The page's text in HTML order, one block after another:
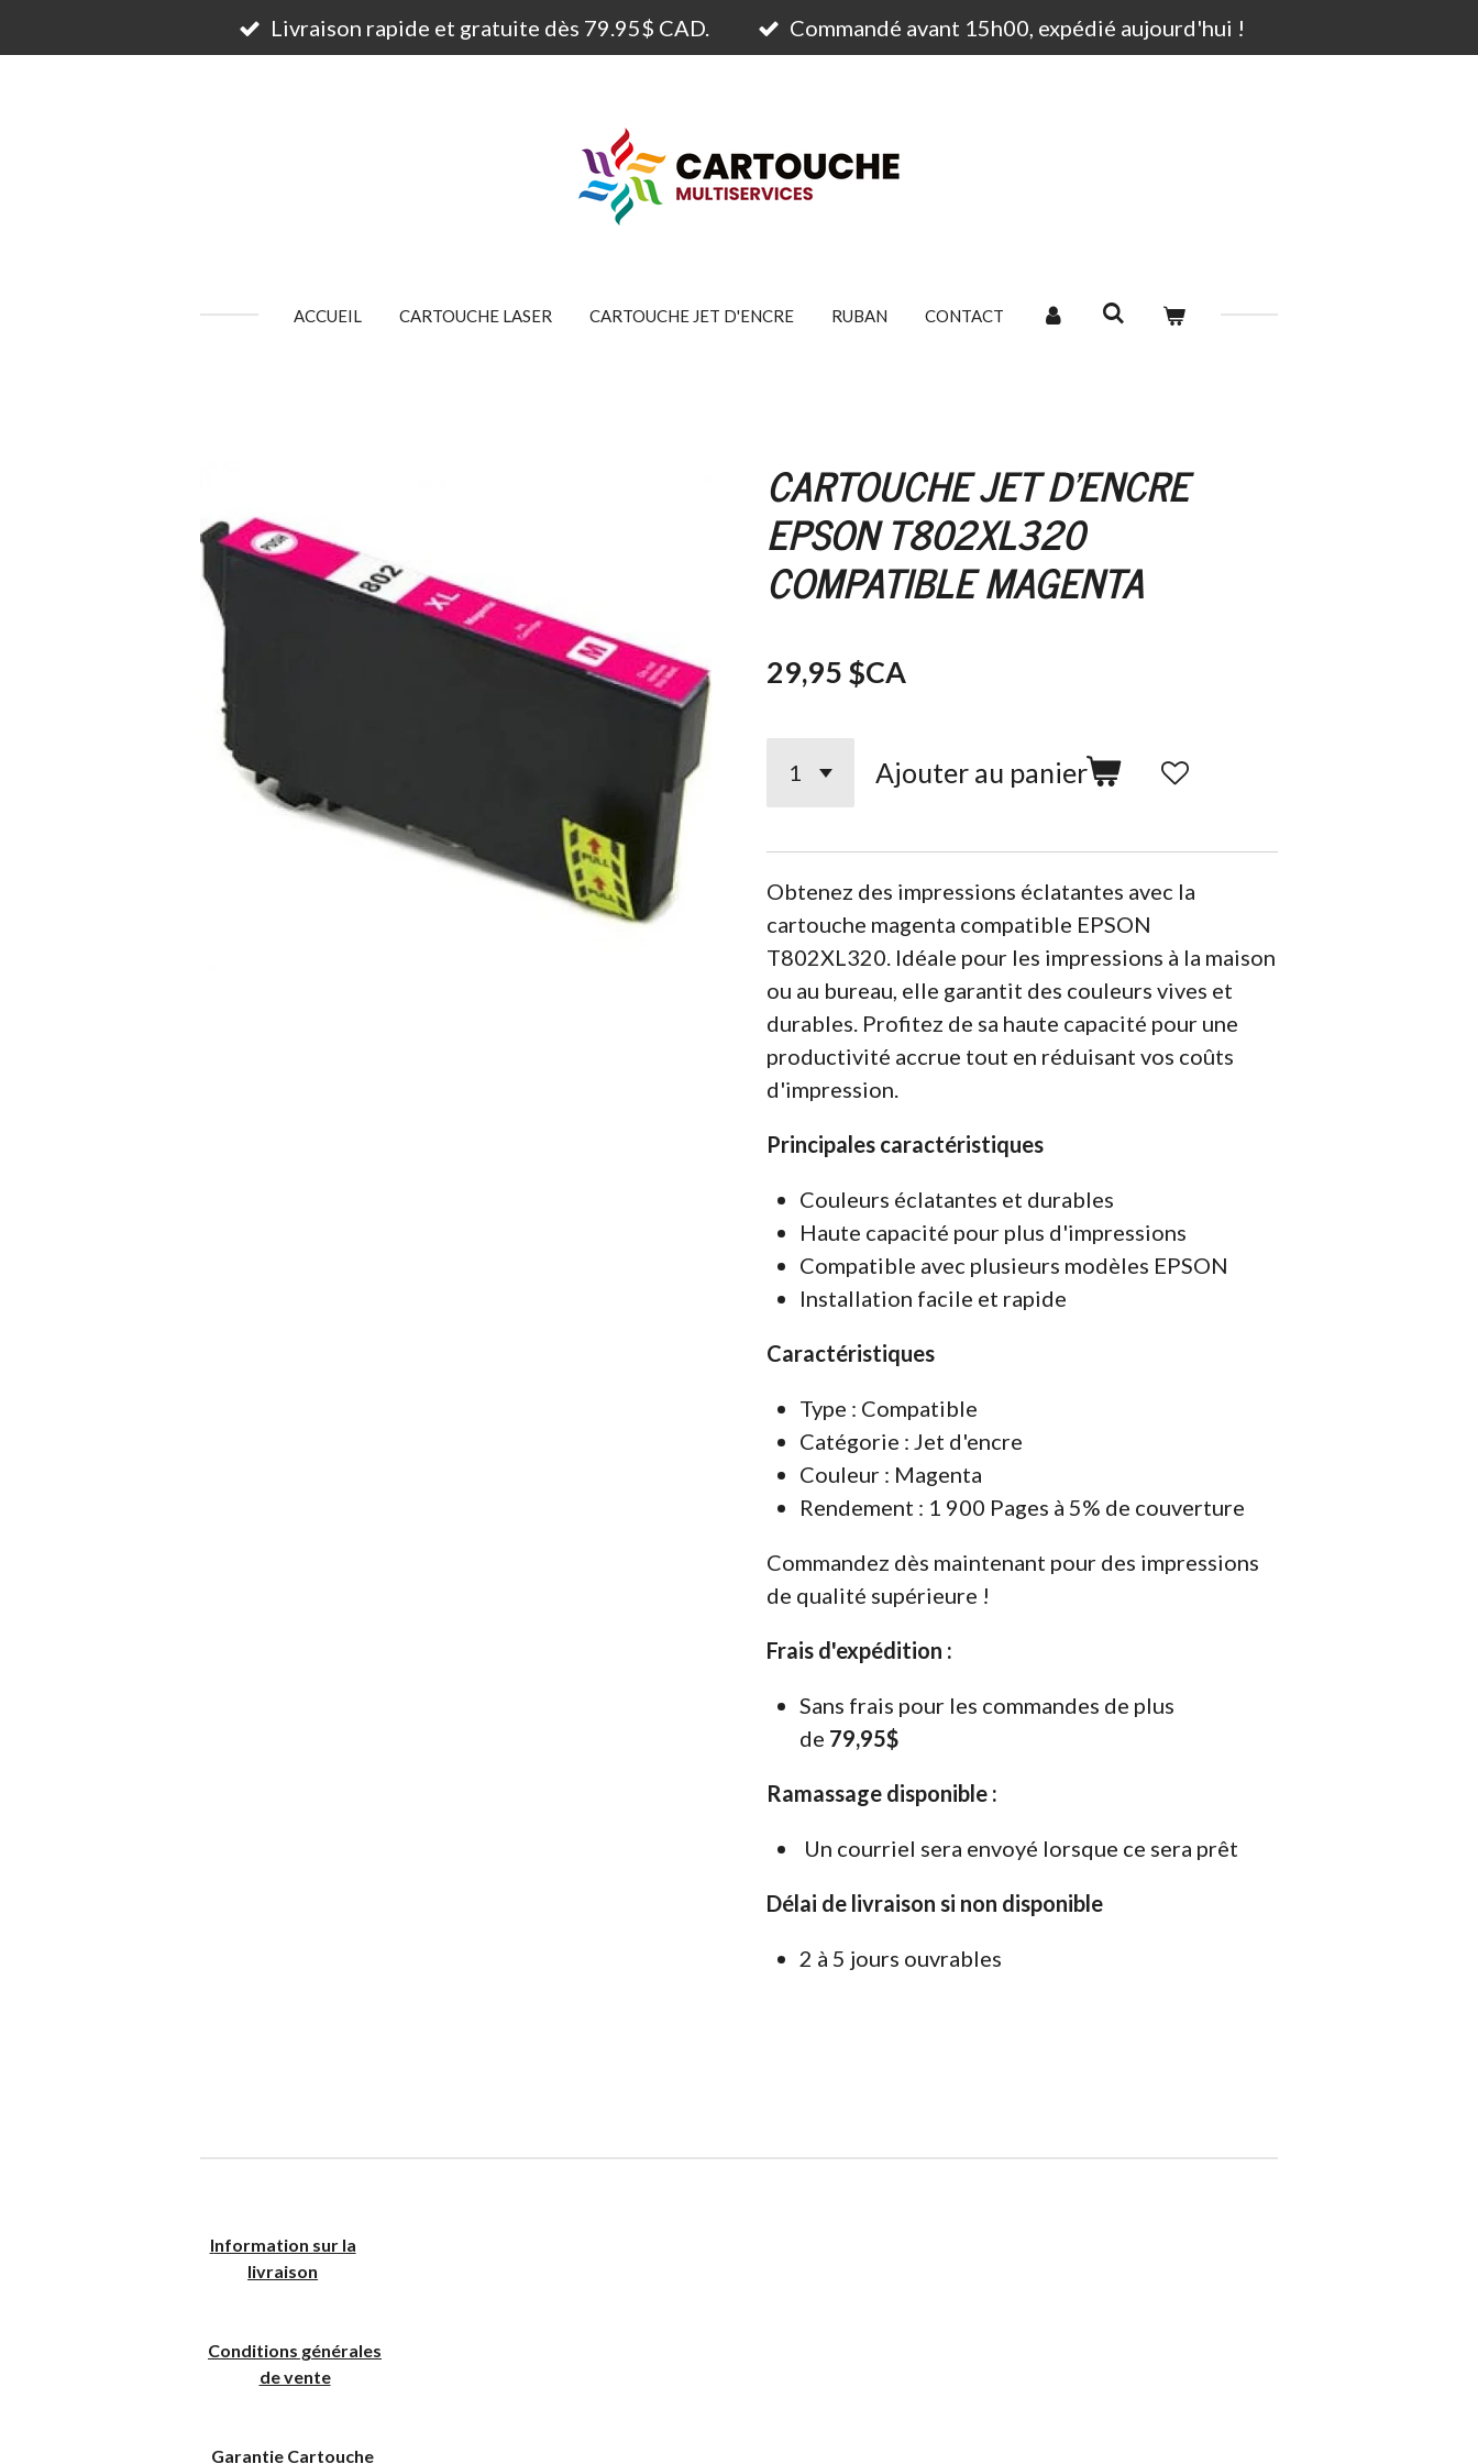
au
Livraison rapide et gratuite dès 79.95$ CAD. Commandé avant 15h00, expédié aujourd'hui !
ACCUEIL CARTOUCHE LASER CARTOUCHE JET D'ENCRE RUBAN CONTACT
CARTOUCHE JET D'ENCRE
EPSON T802XL320
COMPATIBLE MAGENTA
29,95 $CA
Ajouter au panier
Obtenez des impressions éclatantes avec la
cartouche magenta compatible EPSON
T802XL320. Idéale pour les impressions à la maison
ou au bureau, elle garantit des couleurs vives et
durables. Profitez de sa haute capacité pour une
productivité accrue tout en réduisant vos coûts
d'impression.
Principales caractéristiques
Couleurs éclatantes et durables
Haute capacité pour plus d'impressions
Compatible avec plusieurs modèles EPSON
Installation facile et rapide
Caractéristiques
Type : Compatible
Catégorie : Jet d'encre
Couleur : Magenta
Rendement : 1 900 Pages à 5% de couverture
Commandez dès maintenant pour des impressions
de qualité supérieure !
Frais d'expédition :
Sans frais pour les commandes de plus
de 79,95$
Ramassage disponible :
Un courriel sera envoyé lorsque ce sera prêt
Délai de livraison si non disponible
2 à 5 jours ouvrables
Information sur la
livraison
Conditions générales
de vente
Garantie Cartouche